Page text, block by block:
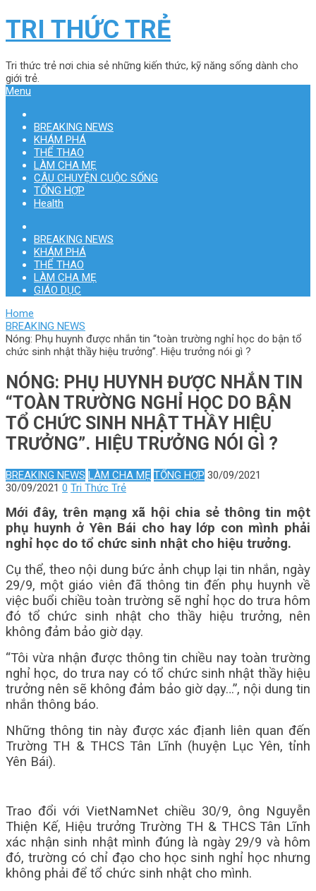
TRI THỨC TRẺ
Tri thức trẻ nơi chia sẻ những kiến thức, kỹ năng sống dành cho
giới trẻ.
Menu
BREAKING NEWS
KHÁM PHÁ
THỂ THAO
LÀM CHA MẸ
CÂU CHUYỆN CUỘC SỐNG
TỔNG HỢP
Health
BREAKING NEWS
KHÁM PHÁ
THỂ THAO
LÀM CHA MẸ
GIÁO DỤC
Home
BREAKING NEWS
Nóng: Phụ huynh được nhắn tin “toàn trường nghỉ học do bận tổ
chức sinh nhật thầy hiệu trưởng”. Hiệu trưởng nói gì ?
NÓNG: PHỤ HUYNH ĐƯỢC NHẮN TIN
“TOÀN TRƯỜNG NGHỈ HỌC DO BẬN
TỔ CHỨC SINH NHẬT THẦY HIỆU
TRƯỞNG”. HIỆU TRƯỞNG NÓI GÌ ?
BREAKING NEWS LÀM CHA MẸ TỔNG HỢP 30/09/2021
30/09/2021 0 Tri Thức Trẻ
Mới đây, trên mạng xã hội chia sẻ thông tin một
phụ huynh ở Yên Bái cho hay lớp con mình phải
nghỉ học do tổ chức sinh nhật cho hiệu trưởng.
Cụ thể, theo nội dung bức ảnh chụp lại tin nhắn, ngày
29/9, một giáo viên đã thông tin đến phụ huynh về
việc buổi chiều toàn trường sẽ nghỉ học do trưa hôm
đó tổ chức sinh nhật cho thầy hiệu trưởng, nên
không đảm bảo giờ dạy.
“Tôi vừa nhận được thông tin chiều nay toàn trường
nghỉ học, do trưa nay có tổ chức sinh nhật thầy hiệu
trưởng nên sẽ không đảm bảo giờ dạy…”, nội dung tin
nhắn thông báo.
Những thông tin này được xác địanh liên quan đến
Trường TH & THCS Tân Lĩnh (huyện Lục Yên, tỉnh
Yên Bái).
Trao đổi với VietNamNet chiều 30/9, ông Nguyễn
Thiện Kế, Hiệu trưởng Trường TH & THCS Tân Lĩnh
xác nhận sinh nhật mình đúng là ngày 29/9 và hôm
đó, trường có chỉ đạo cho học sinh nghỉ học nhưng
không phải để tổ chức sinh nhật cho mình.